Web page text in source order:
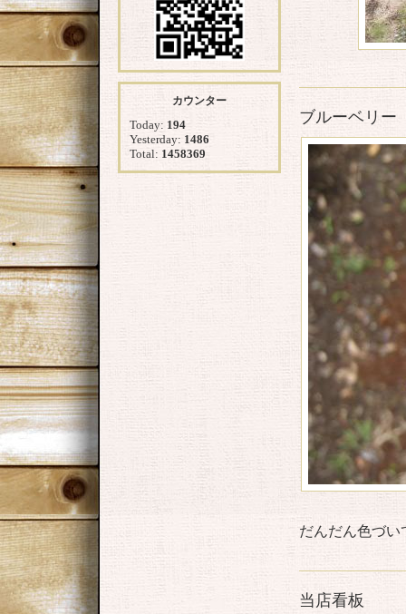
ブルーベリー
だんだん色づい
当店看板
カウンター
Today: 194
Yesterday: 1486
Total: 1458369